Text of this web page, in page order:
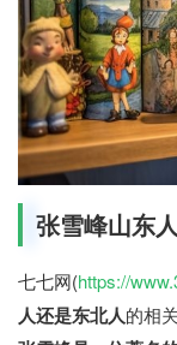
张雪峰山东
七七网(https://
人还是东北人的相